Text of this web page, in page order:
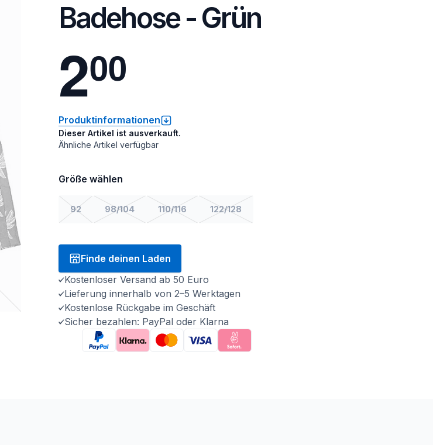
Badehose - Grün
200
Produktinformationen
Dieser Artikel ist ausverkauft.
Ähnliche Artikel verfügbar
Größe wählen
92 98/104 110/116 122/128
Finde deinen Laden
Kostenloser Versand ab 50 Euro
Lieferung innerhalb von 2–5 Werktagen
Kostenlose Rückgabe im Geschäft
Sicher bezahlen: PayPal oder Klarna